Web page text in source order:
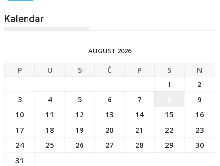
Kalendar
AUGUST 2026
P U S Č P S
N
1
2
3
4 5 6 7
9
10
11 12 13 14 15
16
17
18 19 20 21 22
23
24
25 26 27 28 29
30
31